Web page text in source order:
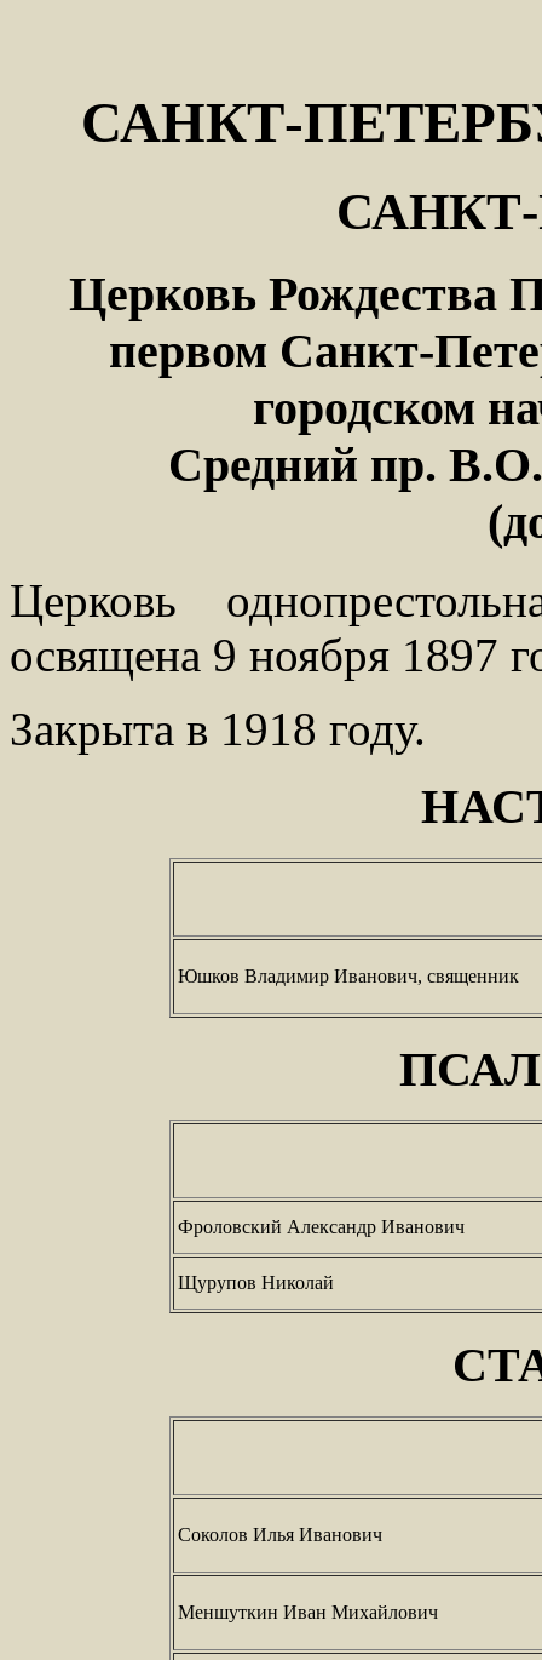
САНКТ-
Церковь Рождества
первом Санкт-
городском
Средний пр.
Церковь
освящена 9 ноября 1897
Закрыта в 1918 году.
Юшков Владимир Иванович, священник
Фроловский Александр Иванович
Щурупов Николай
Соколов Илья Иванович
Меншуткин Иван Михайлович